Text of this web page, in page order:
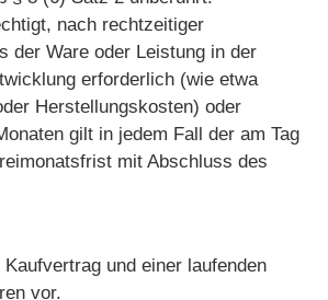
nach rechtzeitiger
der Ware oder Leistung in der
erforderlich (wie etwa
Herstellungskosten) oder
gilt in jedem Fall der am Tag
mit Abschluss des
und einer laufenden
vor.